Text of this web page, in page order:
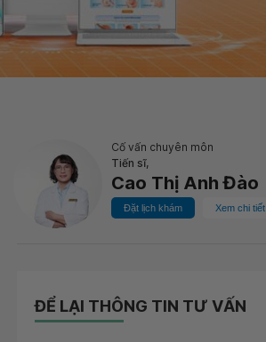
Cố vấn chuyên môn
Tiến sĩ,
Cao Thị Anh Đào
Đặt lịch khám Xem chi tiết
ĐỂ LẠI THÔNG TIN TƯ VẤN